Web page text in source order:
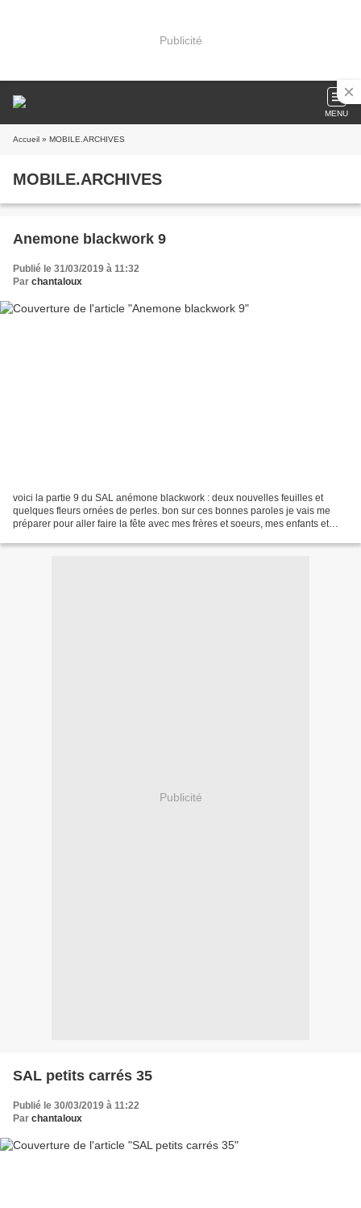
Publicité
MENU
Accueil » MOBILE.ARCHIVES
MOBILE.ARCHIVES
Anemone blackwork 9
Publié le 31/03/2019 à 11:32
Par chantaloux
voici la partie 9 du SAL anémone blackwork : deux nouvelles feuilles et
quelques fleurs ornées de perles. bon sur ces bonnes paroles je vais me
préparer pour aller faire la fête avec mes frères et soeurs, mes enfants et
Publicité
SAL petits carrés 35
Publié le 30/03/2019 à 11:22
Par chantaloux